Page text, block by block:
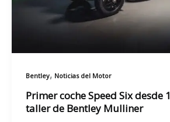
Bentley, Noticias del Motor
Primer coche Speed Six desde
taller de Bentley Mulliner